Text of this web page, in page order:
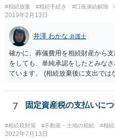
0万円分使えます。 父が亡くなり、
で相続する際は、4800万円が非課
亡くなってから相続すると、両親
るより非課税の枠が減少します。
いうことになります。これ以外に
んので、一度相談して想定するの
#相続放棄 #相続手続き #口座凍結解除
2019年2月13日
井澤 わかな 弁護士
確かに、葬儀費用を相続財産から
をしても、単純承認をしたとみな
ています。 (相続放棄後に支出では
述の手続ということだと思います
いということではなく、身分相応
る程度の金額に留まると考えた方
に葬儀費用を支出する経済力がな
ば相続財産から支出しても単純承
7 固定資産税の支払いに
#相続税対策 #不動産・土地の相続 #相続
2022年7月13日